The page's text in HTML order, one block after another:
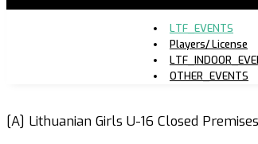
LTF_EVENTS
Players/ License
OTHER_EVENTS
[A] Lithuanian Girls U-16 Closed